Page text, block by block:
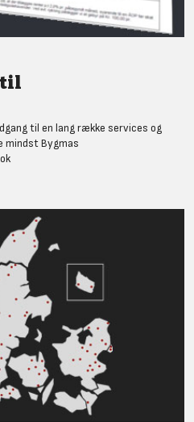
til
til en lang række services og
mindst Bygmas